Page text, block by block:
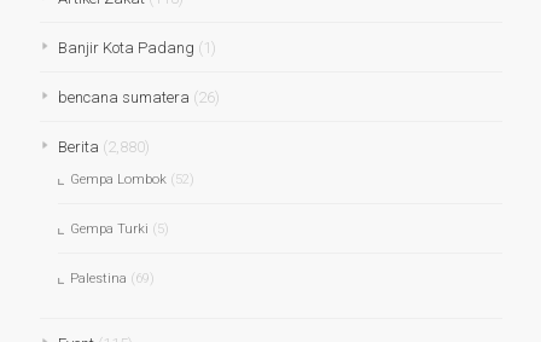
Banjir Kota Padang (1)
bencana sumatera (26)
Berita (2,880)
Gempa Lombok(52)
Gempa Turki (5)
Palestina (69)